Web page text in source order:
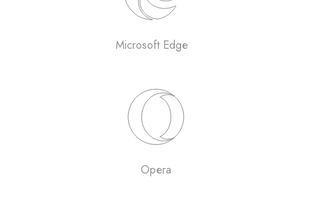
Microsoft Edge
Opera